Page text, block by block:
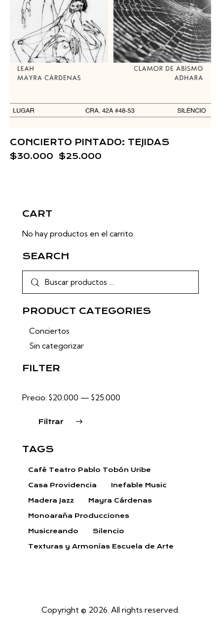
CONCIERTO PINTADO: TEJIDAS
$30.000 $25.000
CART
No hay productos en el carrito.
SEARCH
PRODUCT CATEGORIES
Conciertos
Sin categorizar
FILTER
Filtrar
Precio: $20.000 — $25.000
TAGS
Café Teatro Pablo Tobón Uribe
Casa Providencia Inefable Music
Madera Jazz Mayra Cárdenas
Monoaraña Producciones
Musicreando Silencio
Texturas y Armonías Escuela de Arte
Copyright © 2026. All rights reserved.